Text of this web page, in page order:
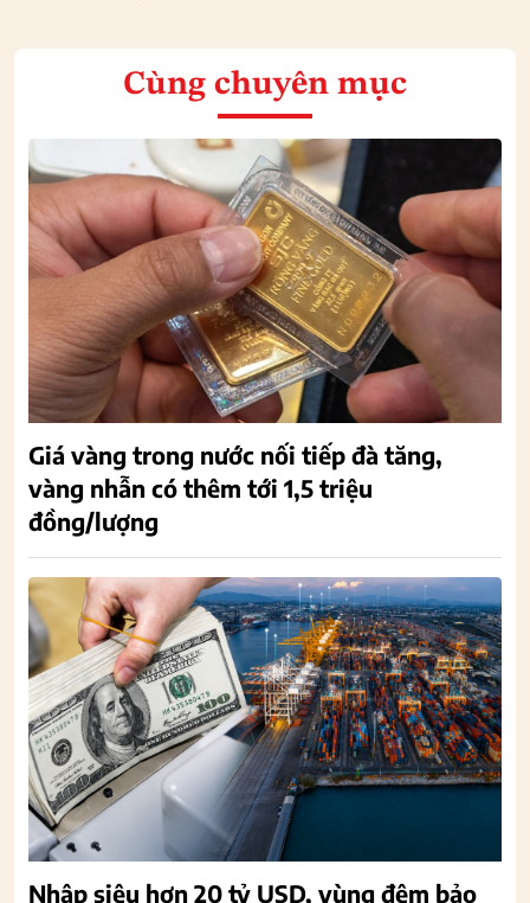
Cùng chuyên mục
Giá vàng trong nước nối tiếp đà tăng,
vàng nhẫn có thêm tới 1,5 triệu
đồng/lượng
Nhập siêu hơn 20 tỷ USD, vùng đệm bảo